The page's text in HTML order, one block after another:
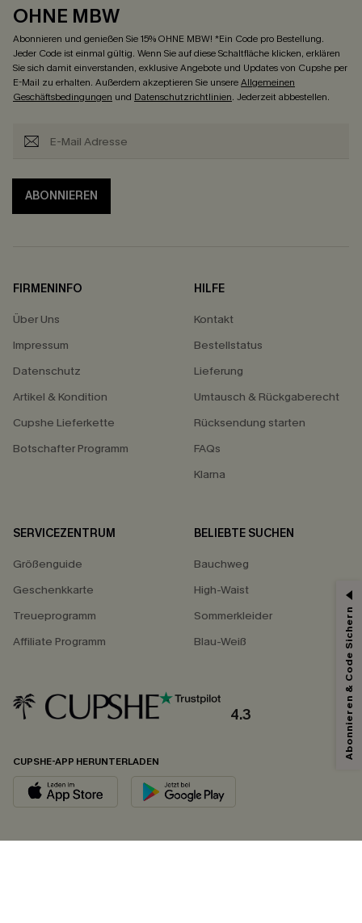
OHNE MBW
Abonnieren und genießen Sie 15% OHNE MBW! *Ein Code pro Bestellung.
Jeder Code ist einmal gültig. Wenn Sie auf diese Schaltfläche klicken, erklären
Sie sich damit einverstanden, exklusive Angebote und Updates von Cupshe per
E-Mail zu erhalten. Außerdem akzeptieren Sie unsereAllgemeinen
Geschäftsbedingungen und Datenschutzrichtlinien. Jederzeit abbestellen.
ABONNIEREN
FIRMENINFO
Über Uns
Impressum
Datenschutz
Artikel & Kondition
Cupshe Lieferkette
Botschafter Programm
HILFE
Kontakt
Bestellstatus
Lieferung
Umtausch & Rückgaberecht
Rücksendung starten
FAQs
Klarna
SERVICEZENTRUM
Größenguide
Geschenkkarte
Treueprogramm
Affiliate Programm
BELIEBTE SUCHEN
Bauchweg
High-Waist
Sommerkleider
Blau-Weiß
4.3
CUPSHE-APP HERUNTERLADEN
Abonnieren & Code Sichern